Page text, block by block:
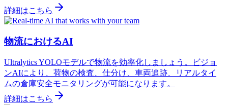
詳細はこちら
物流におけるAI
Ultralytics YOLOモデルで物流を効率化しましょう。ビジョ
ンAIにより、荷物の検査、仕分け、車両追跡、リアルタイ
ムの倉庫安全モニタリングが可能になります。
詳細はこちら